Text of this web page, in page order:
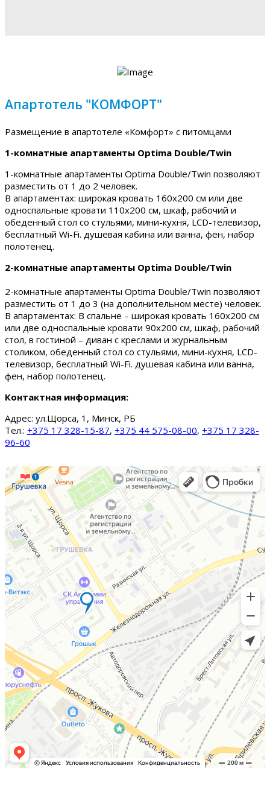
Апартотель "КОМФОРТ"
Размещение в апартотеле «Комфорт» с питомцами
1-комнатные апартаменты Optima Double/Twin
1-комнатные апартаменты Optima Double/Twin позволяют
разместить от 1 до 2 человек.
В апартаментах: широкая кровать 160х200 см или две
односпальные кровати 110х200 см, шкаф, рабочий и
обеденный стол со стульями, мини-кухня, LCD-телевизор,
бесплатный Wi-Fi. душевая кабина или ванна, фен, набор
полотенец.
2-комнатные апартаменты Optima Double/Twin
2-комнатные апартаменты Optima Double/Twin позволяют
разместить от 1 до 3 (на дополнительном месте) человек.
В апартаментах: В спальне – широкая кровать 160х200 см
или две односпальные кровати 90х200 см, шкаф, рабочий
стол, в гостиной – диван с креслами и журнальным
столиком, обеденный стол со стульями, мини-кухня, LCD-
телевизор, бесплатный Wi-Fi. душевая кабина или ванна,
фен, набор полотенец.
Контактная информация:
Адрес: ул.Щорса, 1, Минск, РБ
Тел.: +375 17 328-15-87, +375 44 575-08-00, +375 17 328-
96-60